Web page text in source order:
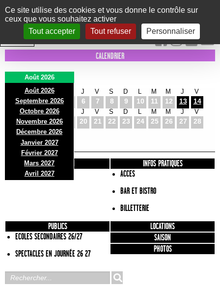
Panneau de gestion des cookies
Ce site utilise des cookies et vous donne le contrôle sur
ceux que vous souhaitez activer
Tout accepter
Tout refuser Personnaliser
Le Marni
CONCERTS DANSE/CIRQUE THÉÂTRE KIDS EXPOS EVENTS
INTRA MUROS
CALENDRIER
Août 2026
Août 2026
Septembre 2026
Octobre 2026
Novembre 2026
Décembre 2026
Janvier 2027
Février 2027
Mars 2027
Avril 2027
D
2
L
3
M
4
J
6
V
7
S
8
D
9 10
M
11
M
12
J
13
V
14
D
16
L
17
M
18
J
20
V
21
S
22
D
23 24
M
25
M
26
J
27
V
28
D
30
L
31
PRÉSENTATION
INFOS PRATIQUES
ACCES
BAR ET BISTRO
BILLETTERIE
PUBLICS
ECOLES SECONDAIRES 26/27
SPECTACLES EN JOURNÉE 26 27
LOCATIONS
SAISON
PHOTOS